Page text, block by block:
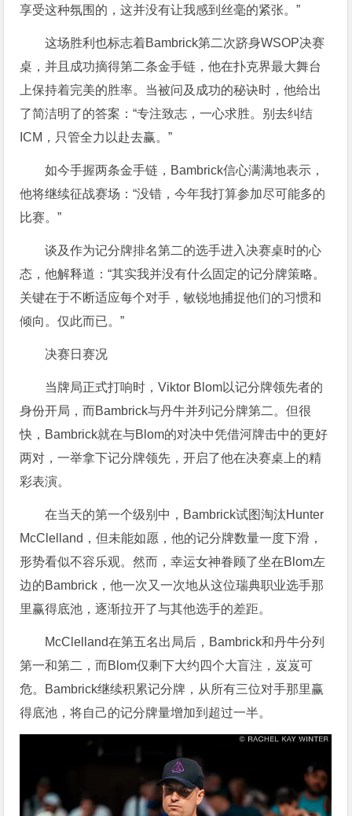
享受这种氛围的，这并没有让我感到丝毫的紧张。”
这场胜利也标志着Bambrick第二次跻身WSOP决赛
桌，并且成功摘得第二条金手链，他在扑克界最大舞台
上保持着完美的胜率。当被问及成功的秘诀时，他给出
了简洁明了的答案：“专注致志，一心求胜。别去纠结
ICM，只管全力以赴去赢。”
如今手握两条金手链，Bambrick信心满满地表示，
他将继续征战赛场：“没错，今年我打算参加尽可能多的
比赛。”
谈及作为记分牌排名第二的选手进入决赛桌时的心
态，他解释道：“其实我并没有什么固定的记分牌策略。
关键在于不断适应每个对手，敏锐地捕捉他们的习惯和
倾向。仅此而已。”
决赛日赛况
当牌局正式打响时，Viktor Blom以记分牌领先者的
身份开局，而Bambrick与丹牛并列记分牌第二。但很
快，Bambrick就在与Blom的对决中凭借河牌击中的更好
两对，一举拿下记分牌领先，开启了他在决赛桌上的精
彩表演。
在当天的第一个级别中，Bambrick试图淘汰Hunter
McClelland，但未能如愿，他的记分牌数量一度下滑，
形势看似不容乐观。然而，幸运女神眷顾了坐在Blom左
边的Bambrick，他一次又一次地从这位瑞典职业选手那
里赢得底池，逐渐拉开了与其他选手的差距。
McClelland在第五名出局后，Bambrick和丹牛分列
第一和第二，而Blom仅剩下大约四个大盲注，岌岌可
危。Bambrick继续积累记分牌，从所有三位对手那里赢
得底池，将自己的记分牌量增加到超过一半。